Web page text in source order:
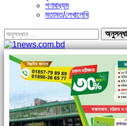
গণমাধ্যম
মতামত/লেখালেখি